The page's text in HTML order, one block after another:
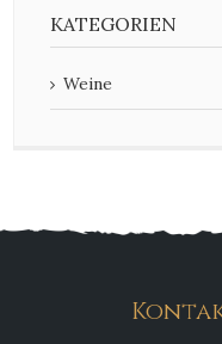
KATEGORIEN
Weine